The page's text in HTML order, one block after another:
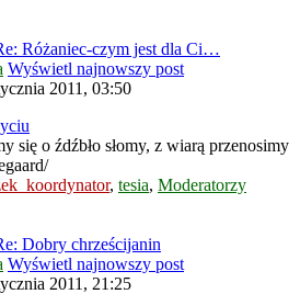
Różaniec-czym jest dla Ci…
Wyświetl najnowszy post
2011, 03:50
się o źdźbło słomy, z wiarą przenosimy
, tesia, Moderatorzy
Dobry chrześcijanin
Wyświetl najnowszy post
2011, 21:25